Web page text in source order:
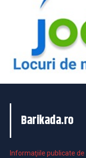
Barikada.ro
Informaţiile publicate